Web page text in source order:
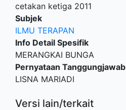
cetakan ketiga 2011
Subjek
ILMU TERAPAN
Info Detail Spesifik
MERANGKAI BUNGA
Pernyataan Tanggungjawab
LISNA MARIADI
Versi lain/terkait